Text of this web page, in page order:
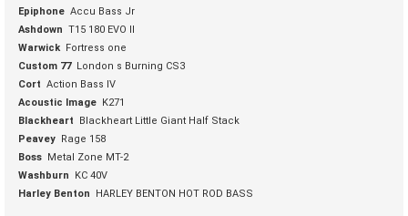
Epiphone Accu Bass Jr
Ashdown T15 180 EVO II
Warwick Fortress one
Custom 77 London s Burning CS3
Cort Action Bass IV
Acoustic Image K271
Blackheart
Blackheart Little Giant Half Stack
Peavey Rage 158
Boss Metal Zone MT-2
Washburn
KC 40V
Harley Benton
HARLEY BENTON HOT ROD BASS